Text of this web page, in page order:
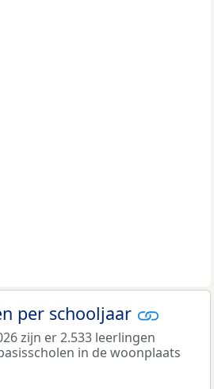
per schooljaar
zijn er 2.533 leerlingen
in de woonplaats